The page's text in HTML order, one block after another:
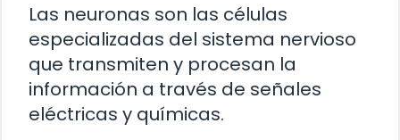
Las neuronas son las células
especializadas del sistema nervioso
que transmiten y procesan la
información a través de señales
eléctricas y químicas.